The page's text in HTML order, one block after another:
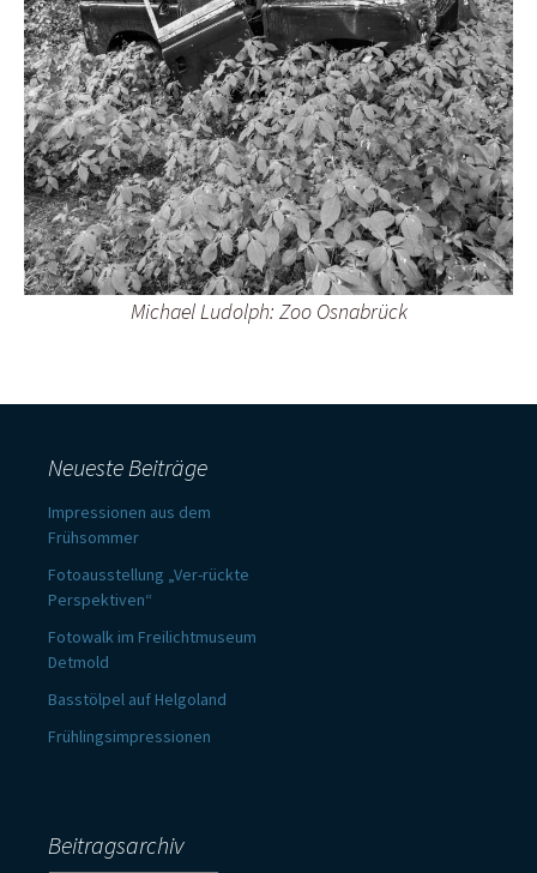
Michael Ludolph: Zoo Osnabrück
Neueste Beiträge
Impressionen aus dem
Frühsommer
Fotoausstellung „Ver-rückte
Perspektiven“
Fotowalk im Freilichtmuseum
Detmold
Basstölpel auf Helgoland
Frühlingsimpressionen
Beitragsarchiv